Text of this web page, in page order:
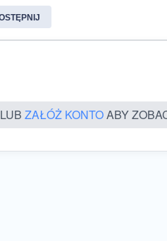
LUB ZAŁÓŻ KONTOABY